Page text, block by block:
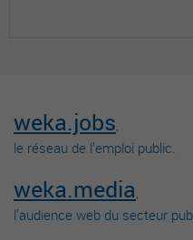
weka.jobs,
le réseau de l’emploi public.
weka.media,
l’audience web du secteur